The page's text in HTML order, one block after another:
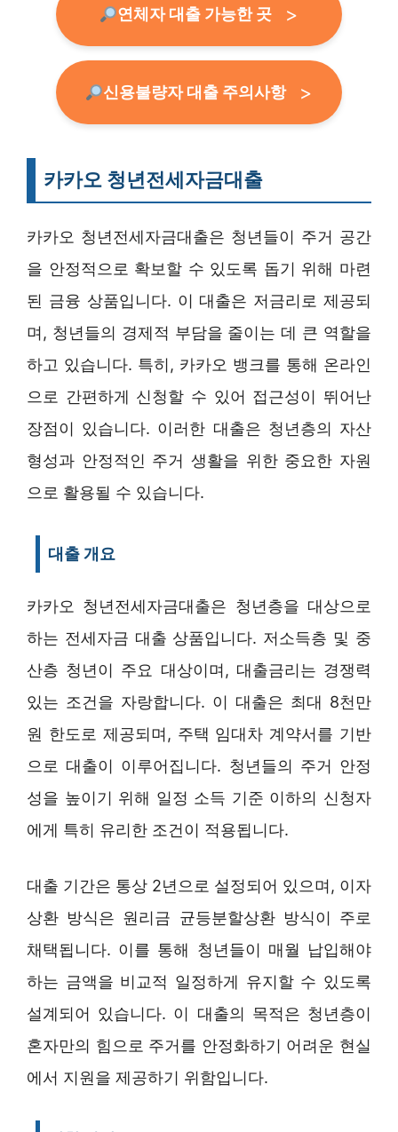
연체자 대출 가능한 곳
신용불량자 대출 주의사항
카카오 청년전세자금대출
카카오 청년전세자금대출은 청년들이 주거 공간
을 안정적으로 확보할 수 있도록 돕기 위해 마련
된 금융 상품입니다. 이 대출은 저금리로 제공되
며, 청년들의 경제적 부담을 줄이는 데 큰 역할을
하고 있습니다. 특히, 카카오 뱅크를 통해 온라인
으로 간편하게 신청할 수 있어 접근성이 뛰어난
장점이 있습니다. 이러한 대출은 청년층의 자산
형성과 안정적인 주거 생활을 위한 중요한 자원
으로 활용될 수 있습니다.
대출 개요
카카오 청년전세자금대출은 청년층을 대상으로
하는 전세자금 대출 상품입니다. 저소득층 및 중
산층 청년이 주요 대상이며, 대출금리는 경쟁력
있는 조건을 자랑합니다. 이 대출은 최대 8천만
원 한도로 제공되며, 주택 임대차 계약서를 기반
으로 대출이 이루어집니다. 청년들의 주거 안정
성을 높이기 위해 일정 소득 기준 이하의 신청자
에게 특히 유리한 조건이 적용됩니다.
대출 기간은 통상 2년으로 설정되어 있으며, 이자
상환 방식은 원리금 균등분할상환 방식이 주로
채택됩니다. 이를 통해 청년들이 매월 납입해야
하는 금액을 비교적 일정하게 유지할 수 있도록
설계되어 있습니다. 이 대출의 목적은 청년층이
혼자만의 힘으로 주거를 안정화하기 어려운 현실
에서 지원을 제공하기 위함입니다.